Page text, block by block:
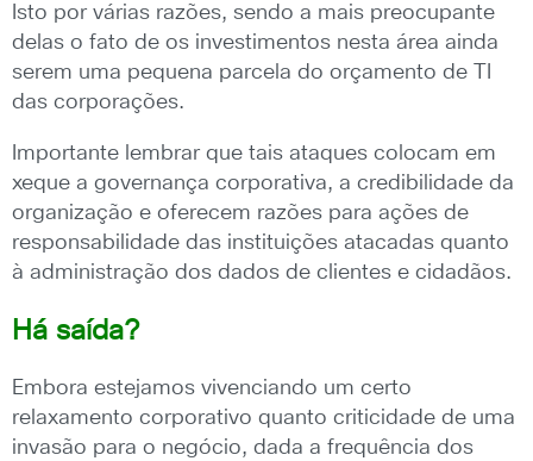
Isto por várias razões, sendo a mais preocupante
delas o fato de os investimentos nesta área ainda
serem uma pequena parcela do orçamento de TI
das corporações.
Importante lembrar que tais ataques colocam em
xeque a governança corporativa, a credibilidade da
organização e oferecem razões para ações de
responsabilidade das instituições atacadas quanto
à administração dos dados de clientes e cidadãos.
Há saída?
Embora estejamos vivenciando um certo
relaxamento corporativo quanto criticidade de uma
invasão para o negócio, dada a frequência dos